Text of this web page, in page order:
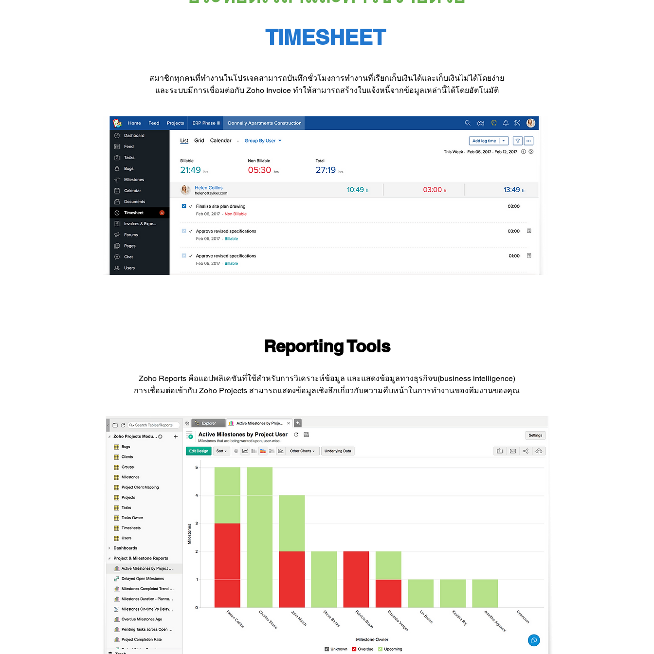
TIMESHEET
สมาชิกทุกคนที่ทำงานในโปรเจคสามารถบันทึกชั่วโมงการทำงานที่เรียกเก็บเงินได้และเก็บเงินไม่ได้โดยง่าย
และระบบมีการเชื่อมต่อกับ Zoho Invoice ทำให้สามารถสร้างใบแจ้งหนี้จากข้อมูลเหล่านี้ได้โดยอัตโนมัติ
Reporting Tools
Zoho Reports คือแอปพลิเคชันที่ใช้สำหรับการวิเคราะห์ข้อมูล และแสดงข้อมูลทางธุรกิจข(business intelligence)
การเชื่อมต่อเข้ากับ Zoho Projects สามารถแสดงข้อมูลเชิงลึกเกี่ยวกับความคืบหน้าในการทำงานของทีมงานของคุณ